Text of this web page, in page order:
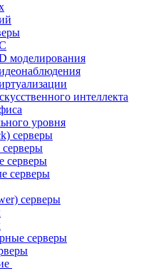
моделирования
интеллекта
уровня
серверы
серверы
серверы
серверы
серверы